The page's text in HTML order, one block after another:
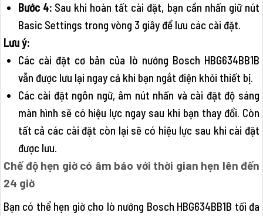
Bước 4:Sau khi hoàn tất cài đặt, bạn cần nhấn giữ nút
Basic Settings trong vòng 3 giây để lưu các cài đặt.
Lưu ý:
Các cài đặt cơ bản của lò nướng Bosch HBG634BB1B
vẫn được lưu lại ngay cả khi bạn ngắt điện khỏi thiết bị.
Các cài đặt ngôn ngữ, âm nút nhấn và cài đặt độ sáng
màn hình sẽ có hiệu lực ngay sau khi bạn thay đổi. Còn
tất cả các cài đặt còn lại sẽ có hiệu lực sau khi cài đặt
được lưu.
Chế độ hẹn giờ có âm báo với thời gian hẹn lên đến
24 giờ
Bạn có thể hẹn giờ cho lò nướng Bosch HBG634BB1B tối đa